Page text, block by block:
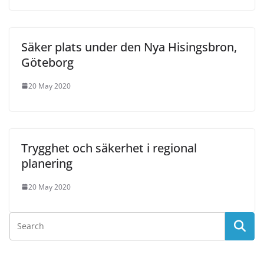
Säker plats under den Nya Hisingsbron,
Göteborg
20 May 2020
Trygghet och säkerhet i regional
planering
20 May 2020